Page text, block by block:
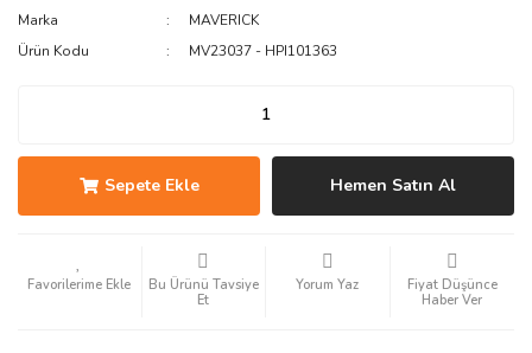
Marka
MAVERICK
Ürün Kodu
MV23037 - HPI101363
Sepete Ekle Hemen Satın Al
Bu Ürünü Tavsiye
Et
Yorum Yaz
Fiyat Düşünce
Haber Ver